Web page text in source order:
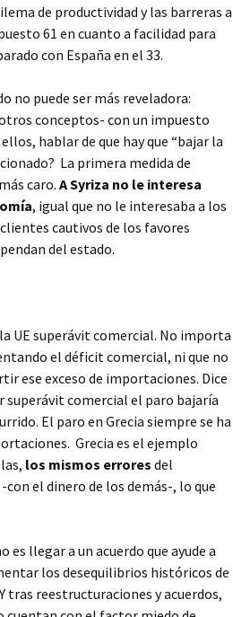
de productividad y las barreras a
61 en cuanto a facilidad para
con España en el 33.
no puede ser más reveladora:
conceptos- con un impuesto
hablar de que hay que “bajar la
La primera medida de
caro.A Syriza no le interesa
, igual que no le interesaba a los
cautivos de los favores
del estado.
UE superávit comercial. No importa
el déficit comercial, ni que no
ese exceso de importaciones. Dice
superávit comercial el paro bajaría
El paro en Grecia siempre se ha
Grecia es el ejemplo
los mismos errores del
el dinero de los demás-, lo que
es llegar a un acuerdo que ayude a
los desequilibrios históricos de
reestructuraciones y acuerdos,